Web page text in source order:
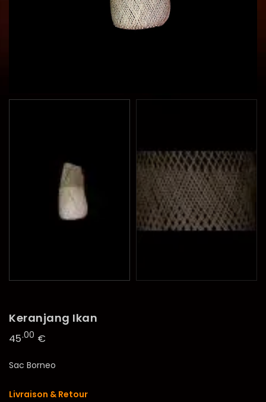
Keranjang Ikan
45.00 €
Sac Borneo
Livraison & Retour